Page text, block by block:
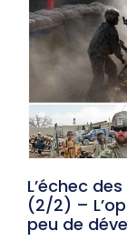
L’échec
(2/2) –
peu de